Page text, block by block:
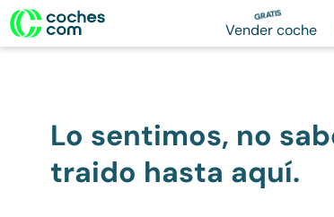
GRATIS
Vender coche
Lo sentimos, no
traido hasta aquí.